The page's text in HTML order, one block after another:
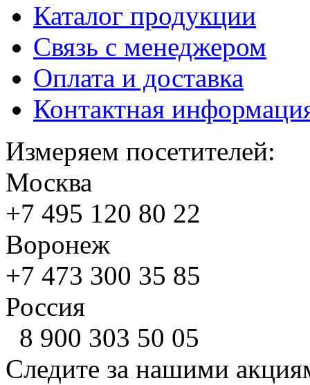
Каталог продукции
Связь с менеджером
Оплата и доставка
Контактная
Измеряем посетителей:
Москва
+7 495 120 80 22
Воронеж
+7 473 300 35 85
Россия
8 900 303 50 05
Следите за нашими